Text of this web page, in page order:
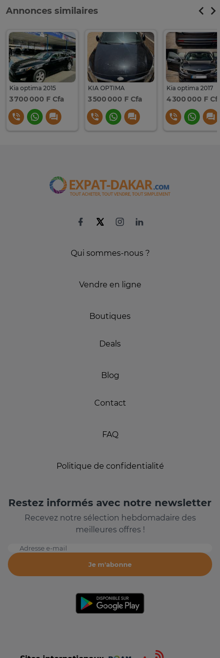
Annonces similaires
Kia optima 2015
3 700 000 F Cfa
KIA OPTIMA
3 500 000 F Cfa
Kia optima 2017
4 300 000 F
Qui sommes-nous ?
Vendre en ligne
Boutiques
Deals
Blog
Contact
FAQ
Politique de confidentialité
Restez informés avec notre newsletter
Recevez notre sélection hebdomadaire des
meilleures offres !
Adresse e-mail
Je m'abonne